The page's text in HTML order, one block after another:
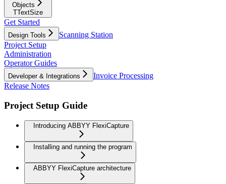
Objects
TTextSize
Get Started
Design Tools
Scanning Station
Project Setup
Administration
Operator Guides
Developer & Integrations
Invoice Processing
Release Notes
Project Setup Guide
Introducing ABBYY FlexiCapture
Installing and running the program
ABBYY FlexiCapture architecture